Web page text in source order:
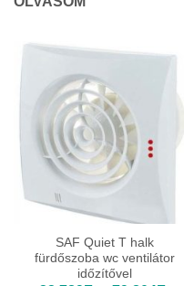
SAF Quiet T halk
fürdőszoba wc ventilátor
időzítővel